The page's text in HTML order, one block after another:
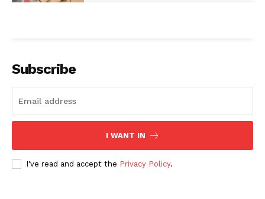
Subscribe
I WANT IN
I've read and accept the Privacy Policy.